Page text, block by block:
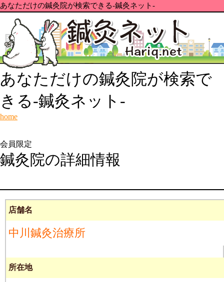
あなただけの鍼灸院が検索できる-鍼灸ネット-
あなただけの鍼灸院が検索で
きる-鍼灸ネット-
home
会員限定
鍼灸院の詳細情報
店舗名
中川鍼灸治療所
所在地